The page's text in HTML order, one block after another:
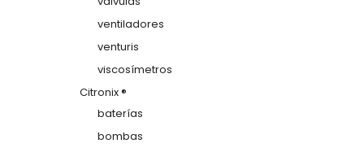
ventiladores
venturis
viscosímetros
Citronix ®
baterías
bombas